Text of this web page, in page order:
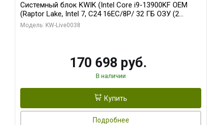
Системный блок KWIK (Intel Core i9-13900KF OEM
(Raptor Lake, Intel 7, C24 16EC/8P/ 32 ГБ ОЗУ (2
модуля)/ Gigabyte RX9070XT GAMING OC 16GB GDDR6
Модель: KW-Live0038
170 698 руб.
В наличии
Купить
Подробнее